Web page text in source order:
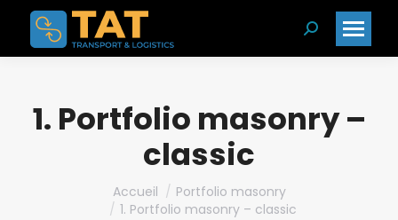
Search:
1. Portfolio masonry –
classic
Accueil
Portfolio masonry
1. Portfolio masonry – classic